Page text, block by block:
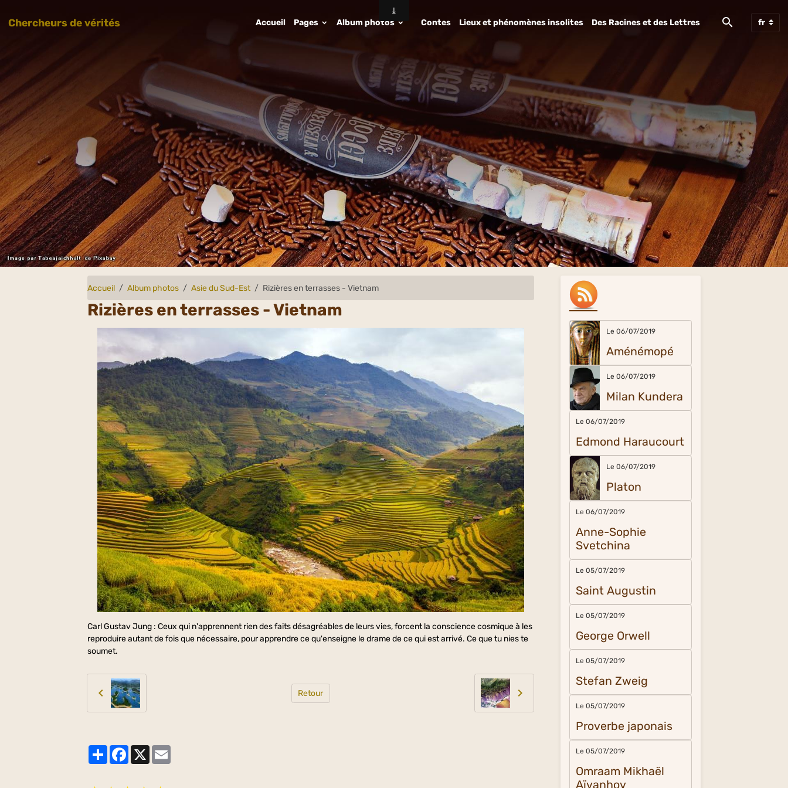
Chercheurs de vérités Accueil Pages Album photos Contes Lieux et phénomènes insolites Des Racines et des Lettres
Accueil Album photos Asie du Sud-Est Rizières en terrasses - Vietnam
Rizières en terrasses - Vietnam
Carl Gustav Jung : Ceux qui n'apprennent rien des faits désagréables de leurs vies, forcent la conscience cosmique à les
reproduire autant de fois que nécessaire, pour apprendre ce qu'enseigne le drame de ce qui est arrivé. Ce que tu nies te
soumet.
Retour
PartagerFacebook
X
Le 06/07/2019
Aménémopé
Le 06/07/2019
Milan Kundera
Le 06/07/2019
Edmond Haraucourt
Le 06/07/2019
Platon
Le 06/07/2019
Anne-Sophie
Svetchina
Le 05/07/2019
Saint Augustin
Le 05/07/2019
George Orwell
Le 05/07/2019
Stefan Zweig
Le 05/07/2019
Proverbe japonais
Le 05/07/2019
Omraam Mikhaël
Aïvanhov